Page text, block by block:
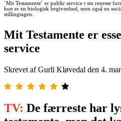
´Mit Testamente´ er public service i sin reneste
kun er en biologisk begivenhed, men også en
stillingtagen.
Mit Testamente er
service
Skrevet af Gurli Kløvedal den 4.
TV: De færreste har